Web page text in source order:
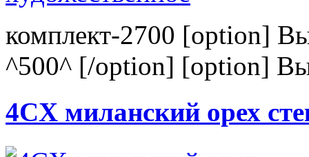
комплект-2700 [option]
^500^ [/option] [option]
4CХ миланский орех